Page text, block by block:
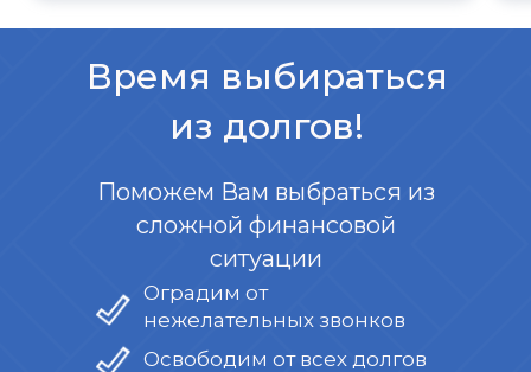
Время выбираться
из долгов!
Поможем Вам выбраться из
сложной финансовой
ситуации
Оградим от
нежелательных звонков
Освободим от всех долгов